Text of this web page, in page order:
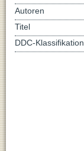
Autoren
Titel
DDC-Klassifikation